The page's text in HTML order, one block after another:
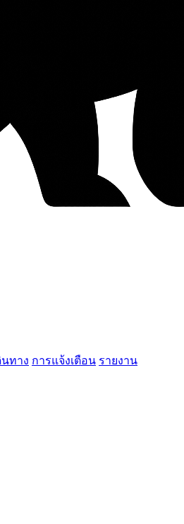
ทาง การแจ้งเตือน รายงาน